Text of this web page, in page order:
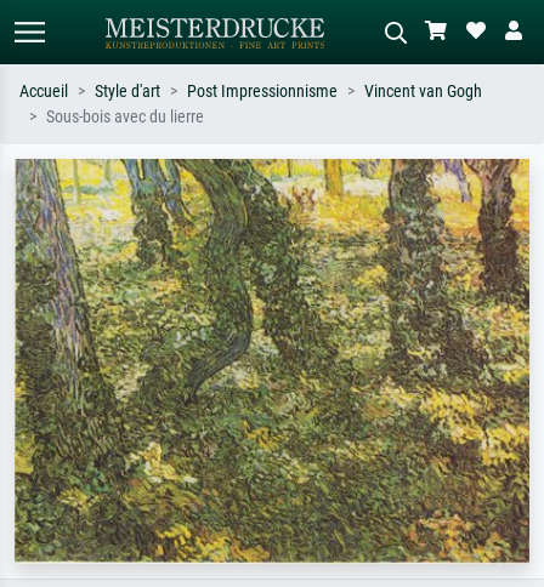
Recherchez par artiste, titre ou style –
ex. Monet, Nuit étoilée,
impressionnisme, vague de Hokusai,
nu.
Décrivez la scène – ex. prairie verte,
abstrait avec beaucoup de rouge,
tableau sombre, nu debout près d'un
arbre.
Accueil Style d'art Post Impressionnisme
Vincent van Gogh
Sous-bois avec du lierre